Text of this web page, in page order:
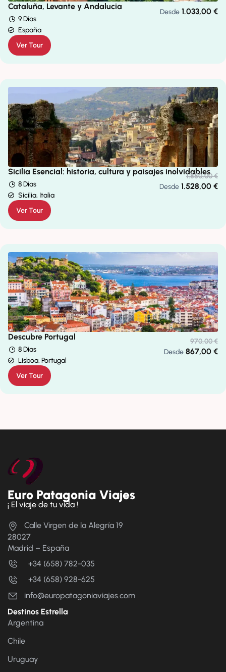
Cataluña, Levante y Andalucia
9 Días
España
Desde 1.033,00 €
Ver Tour
Sicilia Esencial: historia, cultura y paisajes inolvidables
8 Días
Sicilia, Italia
1.850,00€
Desde 1.528,00 €
Ver Tour
Descubre Portugal
8 Días
Lisboa, Portugal
970,00€
Desde 867,00 €
Ver Tour
Euro Patagonia Viajes
¡ El viaje de tu vida !
Calle Virgen de la Alegría 19
28027
Madrid – España
+34 (658) 782-035
+34 (658) 928-625
info@europatagoniaviajes.com
Destinos Estrella
Argentina
Chile
Uruguay